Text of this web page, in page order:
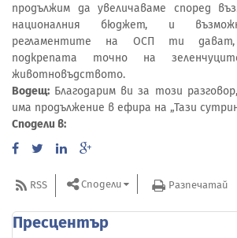
продължим да увеличаваме според
националния бюджет, и
регламентите на ОСП ти дават,
подкрепата точно на
животновъдството.
Водещ: Благодарим ви за този
има продължение в ефира на „Тази
Сподели в:
RSS Сподели Разпечатай
Пресцентър